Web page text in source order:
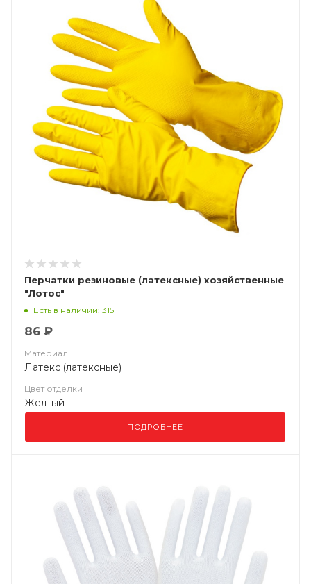
Перчатки резиновые (латексные) хозяйственные
"Лотос"
Есть в наличии: 315
86 ₽
Материал
Латекс (латексные)
Цвет отделки
Желтый
ПОДРОБНЕЕ